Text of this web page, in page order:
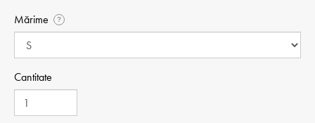
Mărime ?
Cantitate